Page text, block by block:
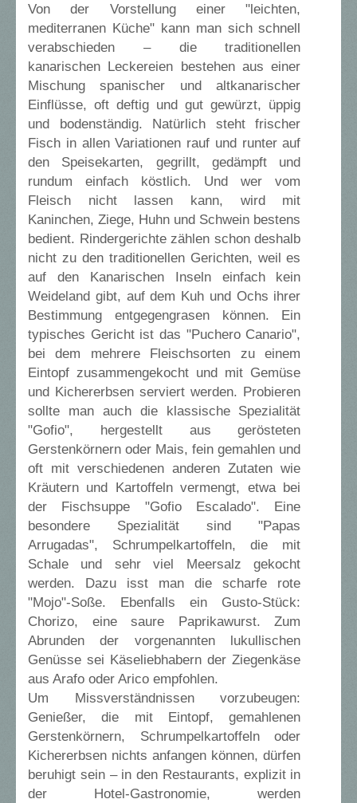
Von der Vorstellung einer "leichten,
mediterranen Küche" kann man sich schnell
verabschieden –­ die traditionellen
kanarischen Leckereien bestehen aus einer
Mischung spanischer und altkanarischer
Einflüsse, oft deftig und gut gewürzt, üppig
und bodenständig. Natürlich steht frischer
Fisch in allen Variationen rauf und runter auf
den Speisekarten, gegrillt, gedämpft und
rundum einfach köstlich. Und wer vom
Fleisch nicht lassen kann, wird mit
Kaninchen, Ziege, Huhn und Schwein bestens
bedient. Rindergerichte zählen schon deshalb
nicht zu den traditionellen Gerichten, weil es
auf den Kanarischen Inseln einfach kein
Weideland gibt, auf dem Kuh und Ochs ihrer
Bestimmung entgegengrasen können. Ein
typisches Gericht ist das "Puchero Canario",
bei dem mehrere Fleischsorten zu einem
Eintopf zusammengekocht und mit Gemüse
und Kichererbsen serviert werden. Probieren
sollte man auch die klassische Spezialität
"Gofio", hergestellt aus gerösteten
Gerstenkörnern oder Mais, fein gemahlen und
oft mit verschiedenen anderen Zutaten wie
Kräutern und Kartoffeln vermengt, etwa bei
der Fischsuppe "Gofio Escalado". Eine
besondere Spezialität sind "Papas
Arrugadas", Schrumpelkartoffeln, die mit
Schale und sehr viel Meersalz gekocht
werden. Dazu isst man die scharfe rote
"Mojo"-Soße. Ebenfalls ein Gusto-Stück:
Chorizo, eine saure Paprikawurst. Zum
Abrunden der vorgenannten lukullischen
Genüsse sei Käseliebhabern der Ziegenkäse
aus Arafo oder Arico empfohlen.
Um Missverständnissen vorzubeugen:
Genießer, die mit Eintopf, gemahlenen
Gerstenkörnern, Schrumpelkartoffeln oder
Kichererbsen nichts anfangen können, dürfen
beruhigt sein –­ in den Restaurants, explizit in
der Hotel-Gastronomie, werden